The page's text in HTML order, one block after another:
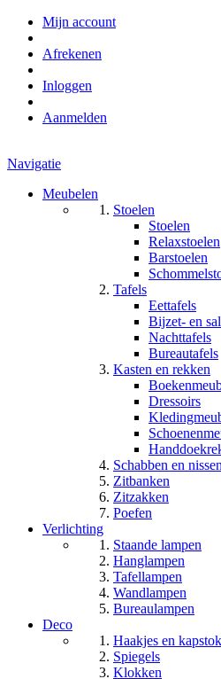
Mijn account
Afrekenen
Inloggen
Aanmelden
Navigatie
Meubelen
Stoelen
Stoelen
Relaxstoelen
Barstoelen
Tafels
Eettafels
Bijzet- en
Nachttafels
Bureautafels
Kasten en rekken
Dressoirs
Schabben en nissen
Zitbanken
Zitzakken
Poefen
Verlichting
Staande lampen
Hanglampen
Tafellampen
Wandlampen
Bureaulampen
Deco
Haakjes en
Spiegels
Klokken